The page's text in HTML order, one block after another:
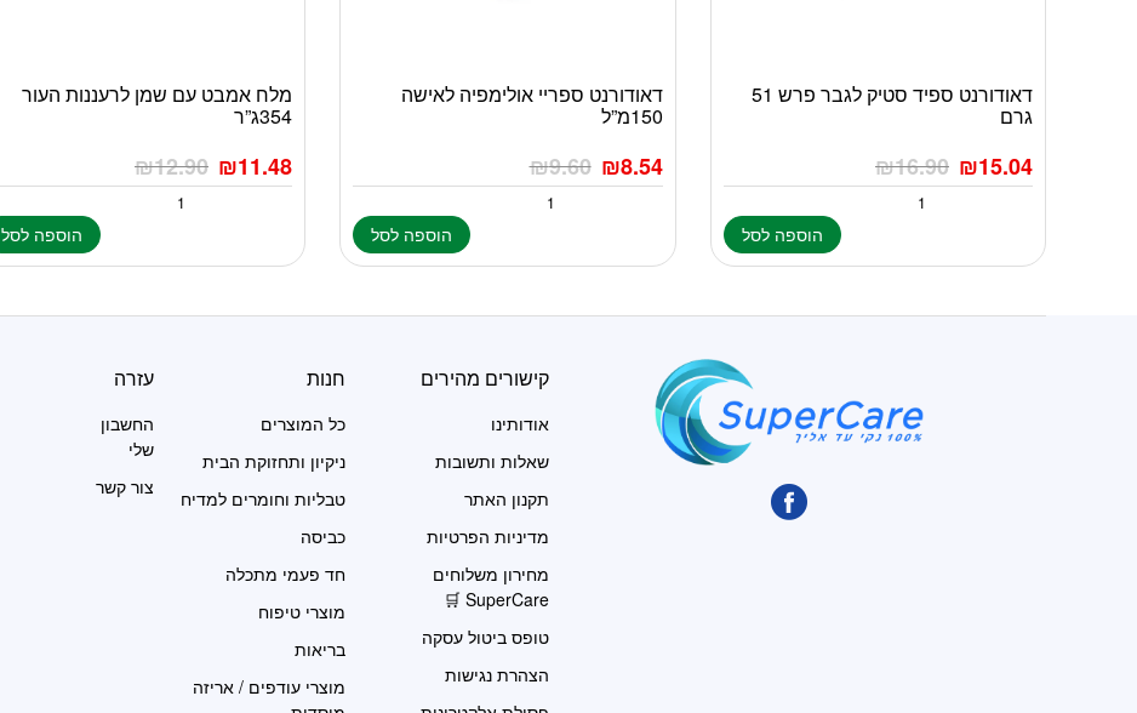
דאודורנט ספיד סטיק לגבר פרש 51
גרם
₪16.90 ₪15.04
הוספה לסל
דאודורנט ספריי אולימפיה לאישה
150מ”ל
₪9.60 ₪8.54
הוספה לסל
מלח אמבט עם שמן לרעננות העור
354ג”ר
₪12.90 ₪11.48
הוספה לסל
קישורים מהירים
אודותינו
שאלות ותשובות
תקנון האתר
מדיניות הפרטיות
מחירון משלוחים
SuperCare 🛒
טופס ביטול עסקה
הצהרת נגישות
חנות
כל המוצרים
ניקיון ותחזוקת הבית
טבליות וחומרים למדיח
כביסה
חד פעמי מתכלה
מוצרי טיפוח
בריאות
מוצרי עודפים / אריזה
עזרה
החשבון
שלי
צור קשר